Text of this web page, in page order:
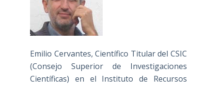
Emilio Cervantes, Científico Titular del CSIC
(Consejo Superior de Investigaciones
Científicas) en el Instituto de Recursos